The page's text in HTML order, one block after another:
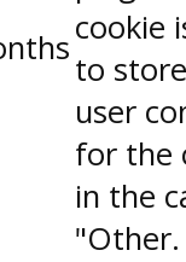
cookie
to
user
for the
in the
"Other.